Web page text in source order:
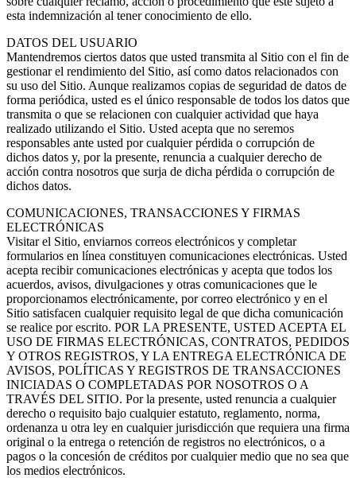
esta indemnización al tener conocimiento de ello.
DATOS DEL USUARIO
Mantendremos ciertos datos que usted transmita al Sitio con el fin de
gestionar el rendimiento del Sitio, así como datos relacionados con
su uso del Sitio. Aunque realizamos copias de seguridad de datos de
forma periódica, usted es el único responsable de todos los datos que
transmita o que se relacionen con cualquier actividad que haya
realizado utilizando el Sitio. Usted acepta que no seremos
responsables ante usted por cualquier pérdida o corrupción de
dichos datos y, por la presente, renuncia a cualquier derecho de
acción contra nosotros que surja de dicha pérdida o corrupción de
dichos datos.
COMUNICACIONES, TRANSACCIONES Y FIRMAS
ELECTRÓNICAS
Visitar el Sitio, enviarnos correos electrónicos y completar
formularios en línea constituyen comunicaciones electrónicas. Usted
acepta recibir comunicaciones electrónicas y acepta que todos los
acuerdos, avisos, divulgaciones y otras comunicaciones que le
proporcionamos electrónicamente, por correo electrónico y en el
Sitio satisfacen cualquier requisito legal de que dicha comunicación
se realice por escrito. POR LA PRESENTE, USTED ACEPTA EL
USO DE FIRMAS ELECTRÓNICAS, CONTRATOS, PEDIDOS
Y OTROS REGISTROS, Y LA ENTREGA ELECTRÓNICA DE
AVISOS, POLÍTICAS Y REGISTROS DE TRANSACCIONES
INICIADAS O COMPLETADAS POR NOSOTROS O A
TRAVÉS DEL SITIO. Por la presente, usted renuncia a cualquier
derecho o requisito bajo cualquier estatuto, reglamento, norma,
ordenanza u otra ley en cualquier jurisdicción que requiera una firma
original o la entrega o retención de registros no electrónicos, o a
pagos o la concesión de créditos por cualquier medio que no sea que
los medios electrónicos.